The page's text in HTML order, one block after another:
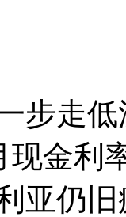
步走
现金利
亚仍